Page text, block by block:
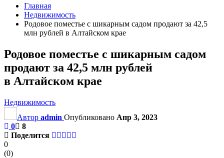
Главная
Недвижимость
Родовое поместье с шикарным садом продают за 42,5
млн рублей в Алтайском крае
Родовое поместье с шикарным садом
продают за 42,5 млн рублей
в Алтайском крае
Недвижимость
Автор admin Опубликовано Апр 3, 2023
0
8
Поделится
0
(0)